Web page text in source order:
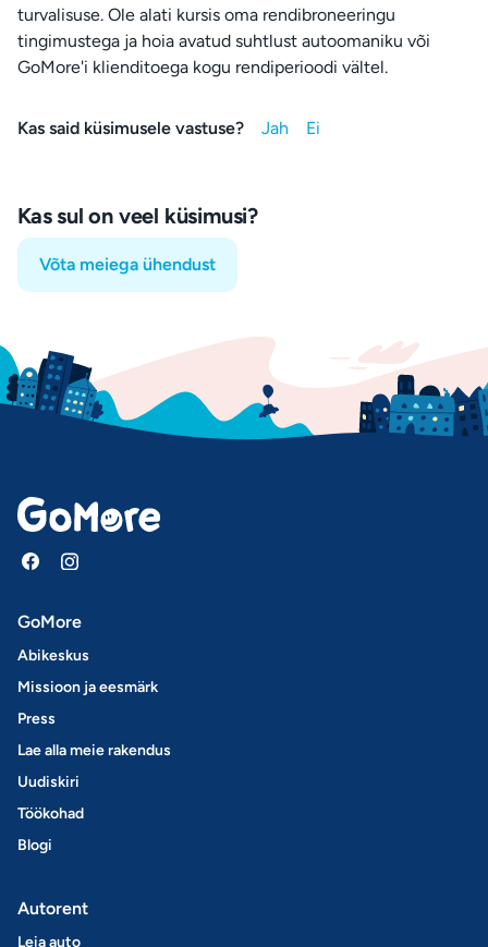
turvalisuse. Ole alati kursis oma rendibroneeringu
tingimustega ja hoia avatud suhtlust autoomaniku või
GoMore'i klienditoega kogu rendiperioodi vältel.
Kas said küsimusele vastuse?
Kas sul on veel küsimusi?
Võta meiega ühendust
GoMore
Abikeskus
Missioon ja eesmärk
Press
Lae alla meie rakendus
Uudiskiri
Töökohad
Blogi
Autorent
Leia auto